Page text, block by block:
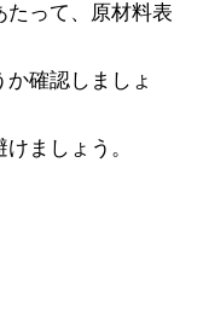
たって、原材料表
確認しましょ
ましょう。